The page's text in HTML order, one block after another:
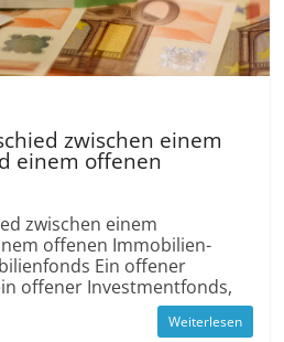
zwischen einem
einem offenen
zwischen einem
offenen Immobilien­
Ein offener
offener Investment­fonds,
Weiterlesen